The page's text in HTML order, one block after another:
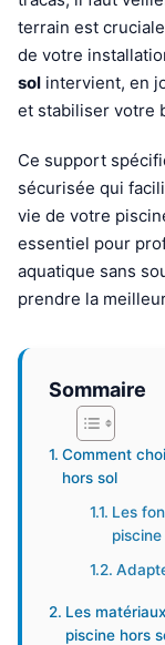
terrain est
de votre
sol intervient, en
et stabiliser votre
Ce support
sécurisée qui
vie de votre
essentiel pour
aquatique sans
prendre la
Sommaire
Comment
hors sol
Les
piscine
Les
piscine hors